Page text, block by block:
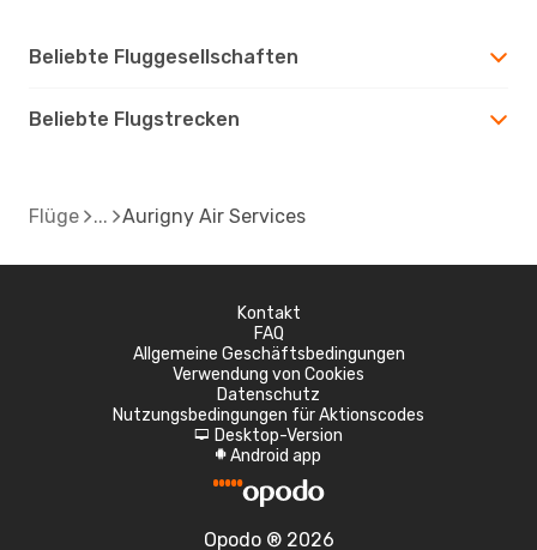
Beliebte Fluggesellschaften
Beliebte Flugstrecken
Flüge Aurigny Air Services
Kontakt
FAQ
Allgemeine Geschäftsbedingungen
Verwendung von Cookies
Datenschutz
Nutzungsbedingungen für Aktionscodes
d Desktop-Version
A Android app
Opodo ® 2026